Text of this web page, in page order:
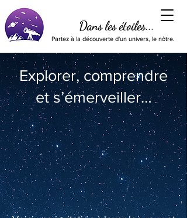
Dans les étoiles...
Partez à la découverte d'un univers, le nôtre.
Explorer, comprendre
et s’émerveiller…